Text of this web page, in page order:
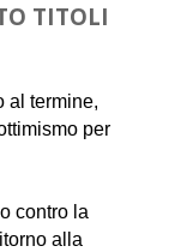
TITOLI
al termine,
per
contro la
alla